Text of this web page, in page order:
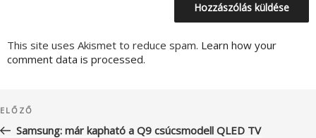
This site uses Akismet to reduce spam. Learn how your
comment data is processed.
navigáció
Korábbi
bejegyzés
ELŐZŐ
Samsung: már kapható a Q9 csúcsmodell QLED TV